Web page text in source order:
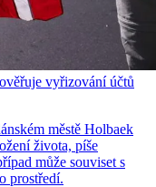
vyřizování účtů
městě Holbaek
života, píše
může souviset s
prostředí.